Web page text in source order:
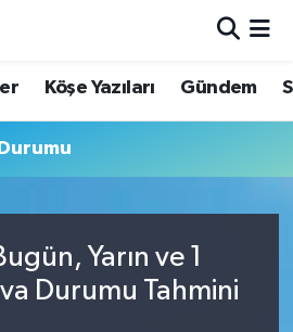
Köşe Yazıları Gündem
Yarın ve 1
Durumu Tahmini
ve Fikstür